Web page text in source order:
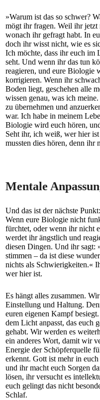
»Warum ist das so schwer?
mögt ihr fragen. Weil ihr jetzt
wonach ihr gefragt habt. In
doch ihr wisst nicht, wie es
Ich möchte, dass ihr euch im
seht. Und wenn ihr das tun
reagieren, und eure Biologie
korrigieren. Wenn ihr
Boden liegt, geschehen alle
wissen genau, was ich
zu übernehmen und
war. Ich habe in meinem
Biologie wird euch hören,
Seht ihr, ich weiß, wer hier
mussten dies hören, denn ihr
Mentale
Und das ist der nächste
Wenn eure Biologie nicht
fürchtet, oder wenn ihr nicht
werdet ihr ängstlich und
diesen Dingen. Und ihr sagt:
stimmen – da ist diese
nichts als Schwierigkeiten.«
wer hier ist.
Es hängt alles zusammen.
Einstellung und Haltung.
euren eigenen Kampf
dem Licht anpasst, das euch
gehabt. Wir werden es
ein anderes Wort, damit wir
Energie der Schöpferquelle
erkennt. Gott ist mehr in
und ihr macht euch Sorgen
lösen, ihr versucht es
euch gelingt das nicht
Schlaf.